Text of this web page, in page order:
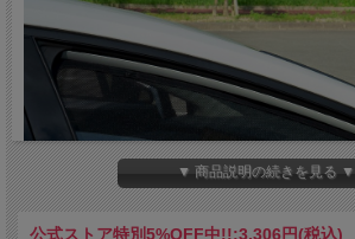
▼ 商品説明の続きを見る ▼
公式ストア特別5%OFF中!!:3,306円(税込)